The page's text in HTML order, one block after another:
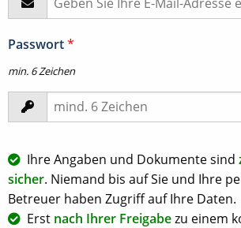
Passwort*
min. 6 Zeichen
Ihre Angaben und Dokumente sind
sicher. Niemand bis auf Sie und Ihre
Betreuer haben Zugriff auf Ihre Daten.
Erst nach Ihrer Freigabezu einem